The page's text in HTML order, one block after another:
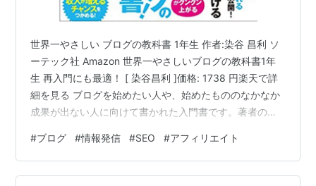
世界一やさしい ブログの教科書 1年生 作者:染谷 昌利 ソ
ーテック社 Amazon 世界一やさしいブログの教科書1年
生 再入門にも最適！ [ 染谷昌利 ]価格: 1738 円楽天で詳
細を見る ブログを始めたい人や、始めたもののなかなか
成果が出ない人に向けて書かれた入門書です。著者の染
してではなく、自分の経験や知識を社会に役立てるため
のメディアとして捉えています。本書では、ブログ運営
の基本からアクセスアップ、収益化までを分かりやすく
#ブログ #情報発信 #SEO #アフィリエイト